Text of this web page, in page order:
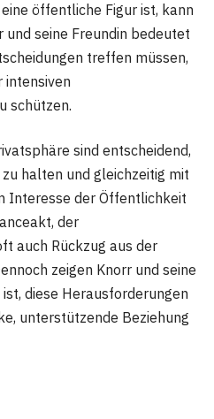
öffentliche Figur ist, kann
und seine Freundin bedeutet
treffen müssen,
intensiven
schützen.
sind entscheidend,
halten und gleichzeitig mit
Interesse der Öffentlichkeit
der
auch Rückzug aus der
zeigen Knorr und seine
diese Herausforderungen
unterstützende Beziehung